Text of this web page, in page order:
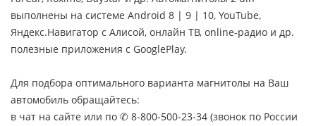
выполнены на системе Android 8 | 9 | 10, YouTube,
Яндекс.Навигатор с Алисой, онлайн ТВ, online-радио и др.
полезные приложения с GooglePlay.
Для подбора оптимального варианта магнитолы на Ваш
автомобиль обращайтесь:
в чат на сайте или по ✆ 8-800-500-23-34 (звонок по России